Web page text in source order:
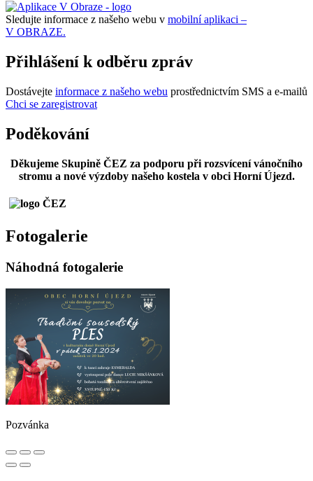
Sledujte informace z našeho webu v mobilní aplikaci –
V OBRAZE.
Přihlášení k odběru zpráv
Dostávejte informace z našeho webu prostřednictvím SMS a e-mailů
Chci se zaregistrovat
Poděkování
Děkujeme Skupině ČEZ za podporu při rozsvícení vánočního
stromu a nové výzdoby našeho kostela v obci Horní Újezd.
Fotogalerie
Náhodná fotogalerie
Pozvánka